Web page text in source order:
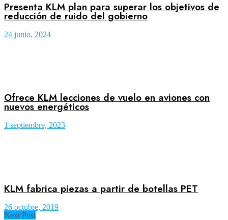
Presenta KLM plan para superar los objetivos de
reducción de ruido del gobierno
24 junio, 2024
Ofrece KLM lecciones de vuelo en aviones con
nuevos energéticos
1 septiembre, 2023
KLM fabrica piezas a partir de botellas PET
26 octubre, 2019
Next Post